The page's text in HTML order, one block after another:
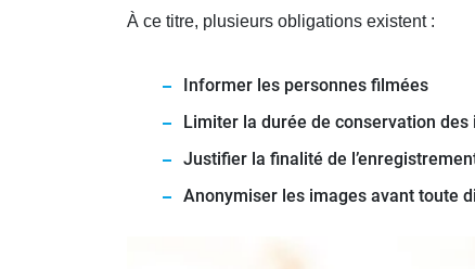
À ce titre, plusieurs obligations existent :
Informer les personnes filmées
Limiter la durée de conservation des
Justifier la finalité de
Anonymiser les images avant toute